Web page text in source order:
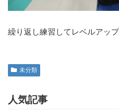
繰り返し練習してレベルアッ
未分類
人気記事